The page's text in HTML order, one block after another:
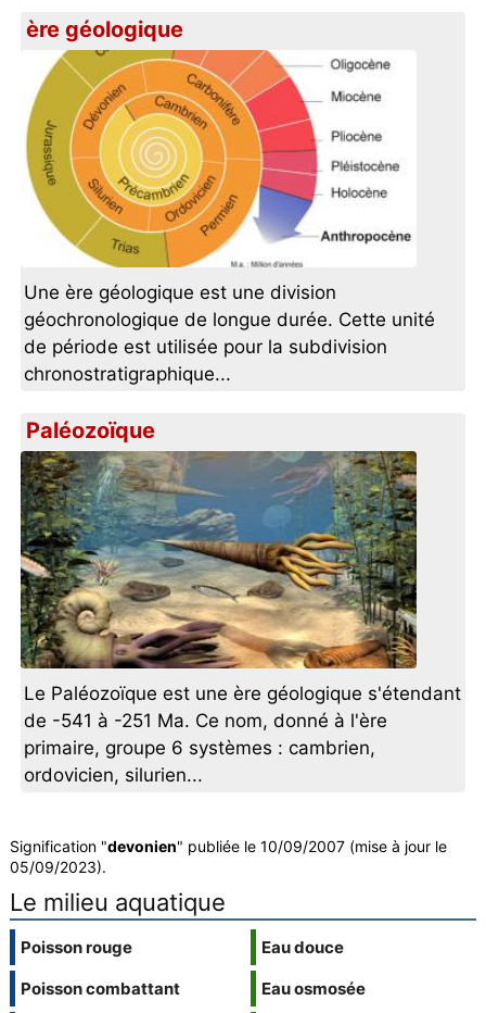
ère géologique
Une ère géologique est une division
géochronologique de longue durée. Cette unité
de période est utilisée pour la subdivision
chronostratigraphique...
Paléozoïque
Le Paléozoïque est une ère géologique s'étendant
de -541 à -251 Ma. Ce nom, donné à l'ère
primaire, groupe 6 systèmes : cambrien,
ordovicien, silurien...
Signification "devonien" publiée le 10/09/2007 (mise à jour le
05/09/2023).
Le milieu aquatique
Poisson rouge
Poisson combattant
Eau douce
Eau osmosée